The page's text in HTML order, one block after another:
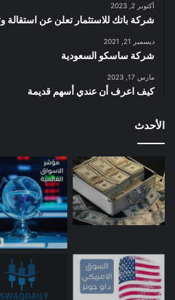
أكتوبر 2, 2023
شركة باتك للاستثمار تعلن عن استقالة
ديسمبر 21, 2021
شركة ساسكو السعودية
مارس 17, 2023
كيف اعرف أن عندي أسهم قديمة
الأحدث